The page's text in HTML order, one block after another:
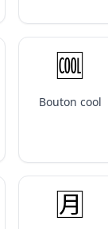
🆒
Bouton cool
🈷️